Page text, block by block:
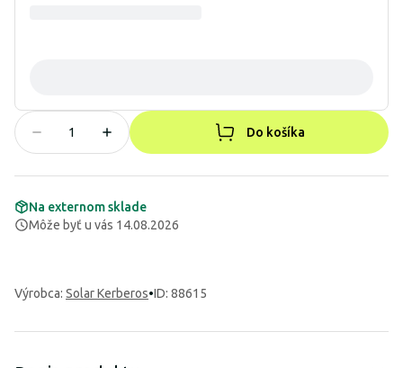
Do košíka
Na externom sklade
Môže byť u vás 14.08.2026
Výrobca: Solar Kerberos•ID: 88615